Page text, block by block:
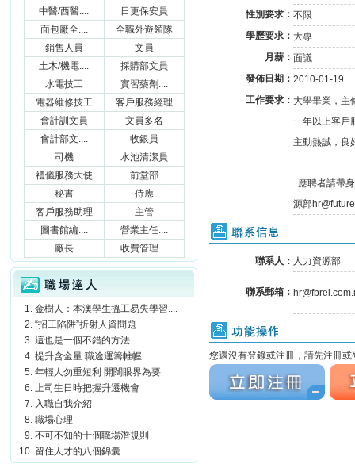
性別要求： 不限
學歷要求： 大專
月薪： 面議
發佈日期： 2010-01-19
工作要求： 大學畢業，主
一年以上客戶
主動熱誠，良
應聘者請帶
源部
聯系信息
聯系人： 人力資源部
聯系郵箱：
功能操作
您還沒有登錄或注冊，請先注冊
立刻注冊
立刻
中醫/西醫....
日更保安員
面包廠全....
全職外遊領隊
銷售人員
文員
土木/機電....
採購部文員
水電技工
實習藥劑....
電器維修技工
客戶服務經理
會計訓文員
文員多名
會計部文....
收銀員
司機
水池清潔員
禮儀服務大使
前堂部
秘書
侍應
客戶服務助理
主管
圖書館編....
營業主任....
廠長
收費管理....
職場達人
金樹人：本澳學生搵工易失學習....
“招工陷阱”折射人資問題
這也是一個不錯的方法
提升含金量 職途運籌帷幄
年輕人勿重短利 開闊眼界為要
上司生日時把握升遷機會
入職自我介紹
職場心理
不可不知的十個職場潛規則
留住人才的八個錦囊